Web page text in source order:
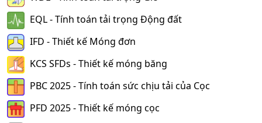
EQL - Tính toán tải trọng Động đất
IFD - Thiết kế Móng đơn
KCS SFDs - Thiết kế móng băng
PBC 2025 - Tính toán sức chịu tải của Cọc
PFD 2025 - Thiết kế móng cọc